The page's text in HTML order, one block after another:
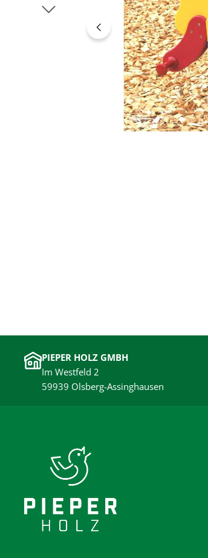
PIEPER HOLZ GMBH
Im Westfeld 2
59939 Olsberg-Assinghausen